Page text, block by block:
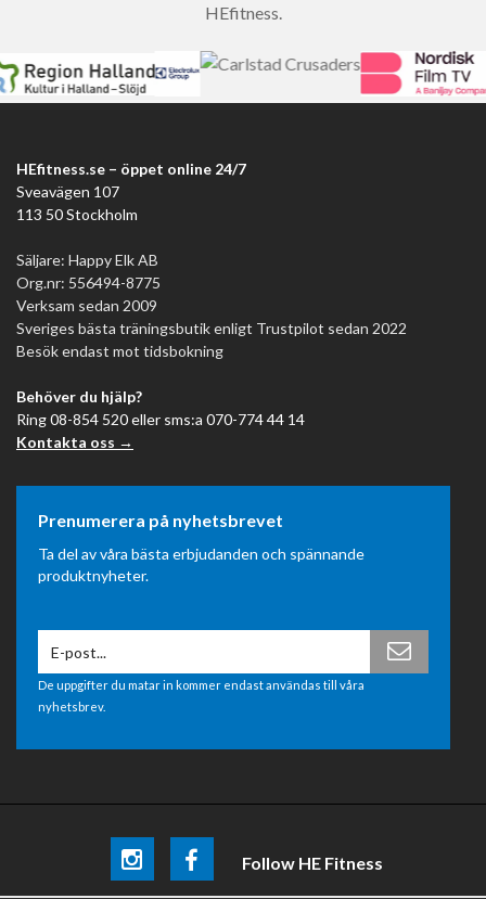
HEfitness.
HEfitness.se – öppet online 24/7
Sveavägen 107
113 50 Stockholm
Säljare: Happy Elk AB
Org.nr: 556494-8775
Verksam sedan 2009
Sveriges bästa träningsbutik enligt Trustpilot sedan 2022
Besök endast mot tidsbokning
Behöver du hjälp?
Ring 08-854 520 eller sms:a 070-774 44 14
Kontakta oss →
Prenumerera på nyhetsbrevet
Ta del av våra bästa erbjudanden och spännande
produktnyheter.
De uppgifter du matar in kommer endast användas till våra
nyhetsbrev.
Follow HE Fitness